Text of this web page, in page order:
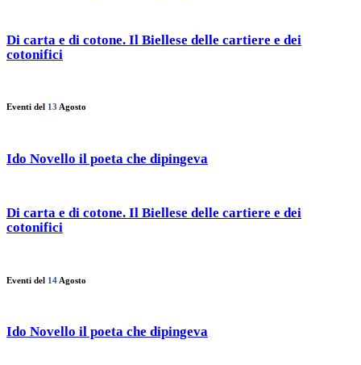
Di carta e di cotone. Il Biellese delle cartiere e dei
cotonifici
Eventi del 13 Agosto
Ido Novello il poeta che dipingeva
Di carta e di cotone. Il Biellese delle cartiere e dei
cotonifici
Eventi del 14 Agosto
Ido Novello il poeta che dipingeva